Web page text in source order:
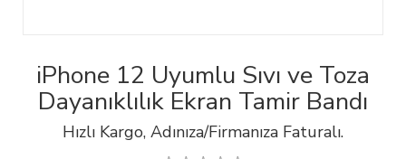
iPhone 12 Uyumlu Sıvı ve Toza
Dayanıklılık Ekran Tamir Bandı
Hızlı Kargo, Adınıza/Firmanıza Faturalı.